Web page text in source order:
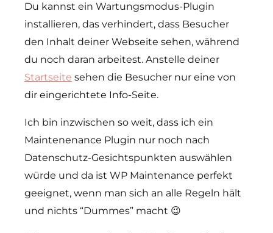
Du kannst ein Wartungsmodus-Plugin
installieren, das verhindert, dass Besucher
den Inhalt deiner Webseite sehen, während
du noch daran arbeitest. Anstelle deiner
Startseite sehen die Besucher nur eine von
dir eingerichtete Info-Seite.
Ich bin inzwischen so weit, dass ich ein
Maintenenance Plugin nur noch nach
Datenschutz-Gesichtspunkten auswählen
würde und da ist WP Maintenance perfekt
geeignet, wenn man sich an alle Regeln hält
und nichts “Dummes” macht 😉